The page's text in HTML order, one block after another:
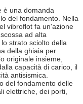
è una domanda
del fondamento. Nella
vibroflot fa un'azione
ad alta
strato sciolto della
della ghiaia per
originale insieme,
capacità di carico, il
antisismica.
del fondamento delle
elettriche, dei porti,